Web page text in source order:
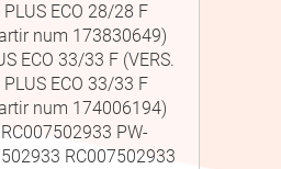
PLUS ECO 28/28 F
num 173830649)
ECO 33/33 F (VERS.
PLUS ECO 33/33 F
num 174006194)
PW-
RC007502933